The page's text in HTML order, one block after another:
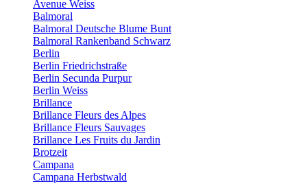
Avenue Weiss
Balmoral
Balmoral Deutsche Blume Bunt
Balmoral Rankenband Schwarz
Berlin
Berlin Friedrichstraße
Berlin Secunda Purpur
Berlin Weiss
Brillance
Brillance Fleurs des Alpes
Brillance Fleurs Sauvages
Brillance Les Fruits du Jardin
Brotzeit
Campana
Campana Herbstwald